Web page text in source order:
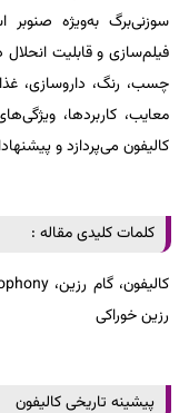
سوزنی‌برگ به‌ویژه
فیلم‌سازی و قابلیت
چسب، رنگ، داروسازی،
معایب، کاربردها،
کالیفون می‌پردازد و
کلمات کلیدی مقاله :
رزین خوراکی
پیشینه تاریخی کالیفون